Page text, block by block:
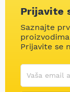
Prijavite
Saznajte
Prijavite se
Korisničko
Vaša email